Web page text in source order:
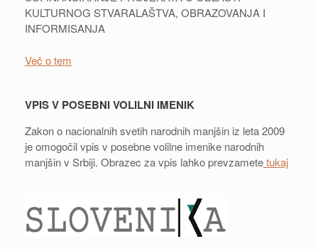
KULTURNOG STVARALAŠTVA, OBRAZOVANJA I
INFORMISANJA
Več o tem
VPIS V POSEBNI VOLILNI IMENIK
Zakon o nacionalnih svetih narodnih manjšin iz leta 2009
je omogočil vpis v posebne volilne imenike narodnih
manjšin v Srbiji. Obrazec za vpis lahko prevzametetukaj